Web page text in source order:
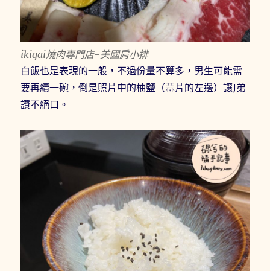
ikigai燒肉專門店-美國肩小排
白飯也是表現的一般，不過份量不算多，男生可能需
要再續一碗，倒是照片中的柚鹽（蒜片的左邊）讓J弟
讚不絕口。